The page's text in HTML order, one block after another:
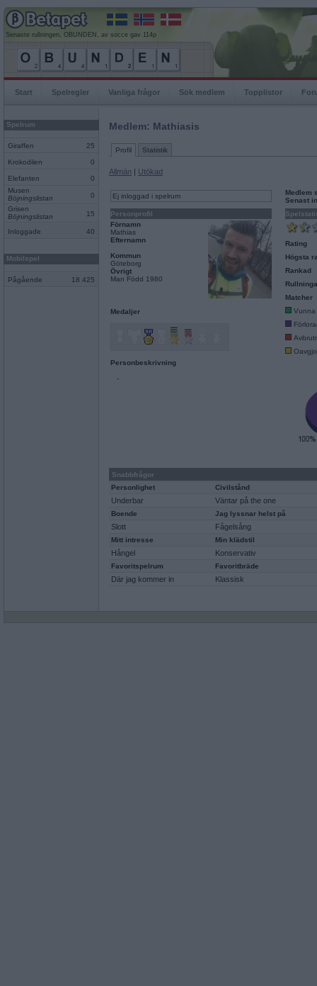
Senaste rullningen, OBUNDEN, av socce gav 114p
Start Spelregler Vanliga frågor Sök medlem Topplistor
Spelrum
Giraffen 25
Krokodilen 0
Elefanten
0
Musen
Böjningslistan
0
Grisen
Böjningslistan
15
Inloggade 40
Mobilspel
Pågående 18 425
Medlem: Mathiasis
Profil Statistik
Allmän | Utökad
Ej inloggad i spelrum
Personprofil
Förnamn
Mathias
Efternamn
Kommun
Göteborg
Övrigt
Man Född 1980
Medaljer
Personbeskrivning
-
Medlem
Senast
Rating
Högsta
Rankad
Matcher
Vunna
Snabbfrågor
Personlighet
Civilstånd
Underbar Väntar på the one
Boende Jag lyssnar helst på
Slott Fågelsång
Mitt intresse Min klädstil
Hångel Konservativ
Favoritspelrum Favoritbräde
Där jag kommer in Klassisk